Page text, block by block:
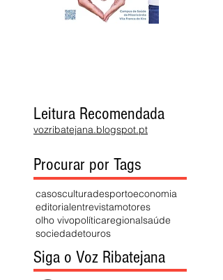
Leitura Recomendada
vozribatejana.blogspot.pt
Procurar por Tags
casosculturadesportoeconomia
editorialentrevistamotores
olho vivopolíticaregionalsaúde
sociedadetouros
Siga o Voz Ribatejana